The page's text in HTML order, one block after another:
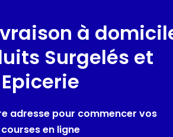
Utilisation et
moutarde de Dijon (eau,
amidon modifié de maïs,
jus concentré de citron.
Traces éventuelles de lait.
Allergènes :
à
Surgelés et
Epicerie
adresse pour commencer vos
courses en ligne